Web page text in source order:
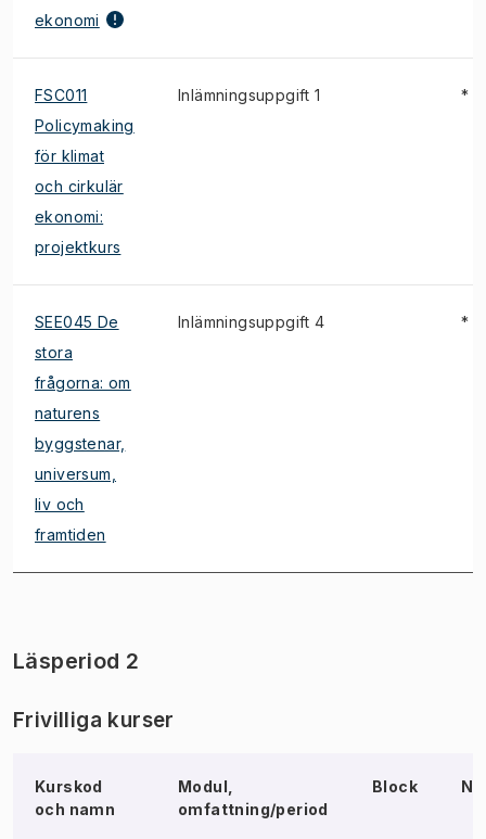
ekonomi
FSC011
Policymaking
för klimat
och cirkulär
ekonomi:
projektkurs
Inlämningsuppgift 1 *
SEE045 De
stora
frågorna: om
naturens
byggstenar,
universum,
liv och
framtiden
Inlämningsuppgift 4 *
Läsperiod 2
Frivilliga kurser
Kurskod
och namn
Modul,
omfattning/period
Block